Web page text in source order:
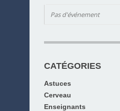
Pas d'événement
CATÉGORIES
Astuces
Cerveau
Enseignants